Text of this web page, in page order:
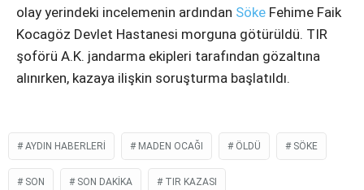
Youtube
olay yerindeki incelemenin ardından Söke Fehime Faik
Kocagöz Devlet Hastanesi morguna götürüldü. TIR
şoförü A.K. jandarma ekipleri tarafından gözaltına
alınırken, kazaya ilişkin soruşturma başlatıldı.
AYDIN HABERLERI MADEN OCAĞI ÖLDÜ SÖKE
SON SON DAKIKA TIR KAZASI